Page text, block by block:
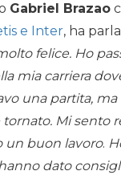
Gabriel Brazao
e Inter, ha
felice. Ho
mia carriera
una partita, ma
Mi sento
un buon lavoro.
dato